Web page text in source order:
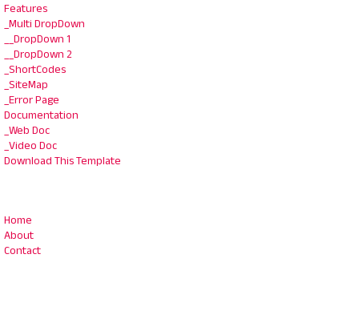
Features
_Multi DropDown
__DropDown 1
__DropDown 2
_ShortCodes
_SiteMap
_Error Page
Documentation
_Web Doc
_Video Doc
Download This Template
Home
About
Contact